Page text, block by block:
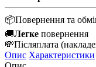
📦Повернення та
🚚Легке повернення
💸Післяплата
Опис Характеристики